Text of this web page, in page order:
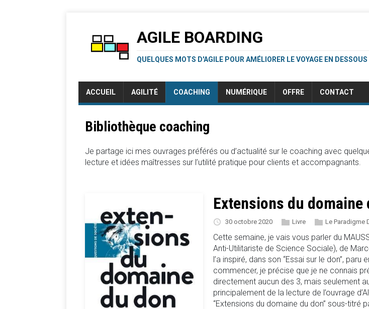
AGILE BOARDING
QUELQUES MOTS D'AGILE POUR AMÉLIORER LE VOYAGE EN
ACCUEIL AGILITÉ COACHING NUMÉRIQUE OFFRE CONTACT
Bibliothèque coaching
Je partage ici mes ouvrages préférés ou d’actualité sur le coaching avec
lecture et idées maîtresses sur l’utilité pratique pour clients et accompagnants.
Extensions du domaine
30 octobre 2020 Livre Le Paradigme
Cette semaine, je vais vous parler du
Anti-Utilitariste de Science Sociale), de
l’a inspiré, dans son “Essai sur le don”, paru
commencer, je précise que je ne connais
directement aucun des 3, mais seulement
principalement de la lecture de l’ouvrage
“Extensions du domaine du don” sous-titré